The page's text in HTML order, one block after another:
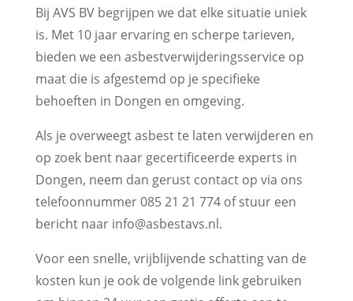
Bij AVS BV begrijpen we dat elke situatie uniek
is. Met 10 jaar ervaring en scherpe tarieven,
bieden we een asbestverwijderingsservice op
maat die is afgestemd op je specifieke
behoeften in Dongen en omgeving.
Als je overweegt asbest te laten verwijderen en
op zoek bent naar gecertificeerde experts in
Dongen, neem dan gerust contact op via ons
telefoonnummer 085 21 21 774 of stuur een
bericht naar info@asbestavs.nl.
Voor een snelle, vrijblijvende schatting van de
kosten kun je ook de volgende link gebruiken